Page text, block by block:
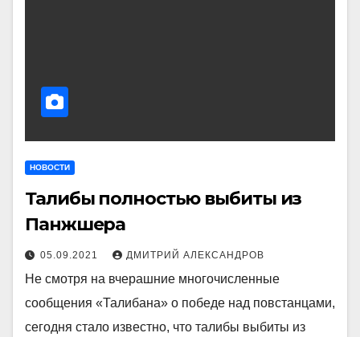
НОВОСТИ
Талибы полностью выбиты из
Панжшера
05.09.2021 ДМИТРИЙ АЛЕКСАНДРОВ
Не смотря на вчерашние многочисленные
сообщения «Талибана» о победе над повстанцами,
сегодня стало известно, что талибы выбиты из